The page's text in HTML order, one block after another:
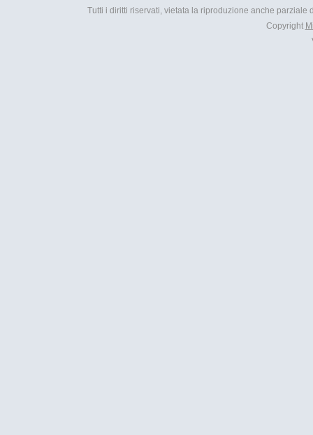
Tutti i diritti riservati, vietata la riproduzione anche
Copyright